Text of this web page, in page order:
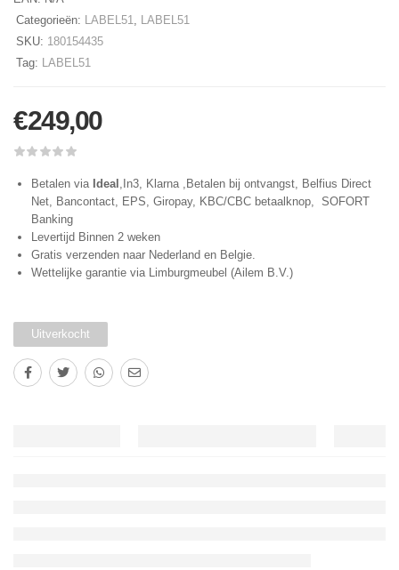
Categorieën: LABEL51, LABEL51
SKU: 180154435
Tag: LABEL51
€249,00
Betalen via Ideal ,In3, Klarna ,Betalen bij ontvangst, Belfius Direct
Net, Bancontact, EPS, Giropay, KBC/CBC betaalknop, SOFORT
Banking
Levertijd Binnen 2 weken
Gratis verzenden naar Nederland en Belgie.
Wettelijke garantie via Limburgmeubel (Ailem B.V.)
Uitverkocht